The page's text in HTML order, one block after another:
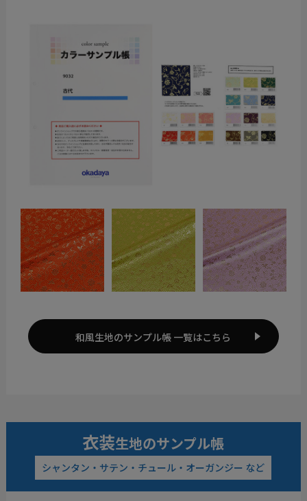
和風生地のサンプル帳 一覧はこちら
衣装生地のサンプル帳
シャンタン・サテン・チュール・オーガンジー など